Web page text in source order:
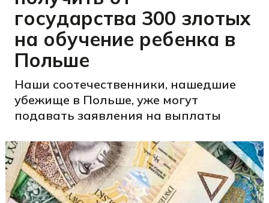
государства 300 злотых
на обучение ребенка в
Польше
Наши соотечественники, нашедшие
убежище в Польше, уже могут
подавать заявления на выплаты